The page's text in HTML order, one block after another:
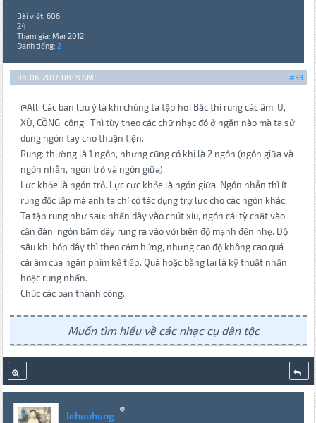
Bài viết: 606
24
Tham gia: Mar 2012
Danh tiếng: 2
#33
06-06-2017, 08:19 AM
@All: Các bạn lưu ý là khi chúng ta tập hơi Bắc thì rung các âm: U,
XỪ, CỒNG, công . Thì tùy theo các chữ nhạc đó ở ngăn nào mà ta sử
dụng ngón tay cho thuận tiện.
Rung: thường là 1 ngón, nhưng cũng có khi là 2 ngón (ngón giữa và
ngón nhẫn, ngón trỏ và ngón giữa).
Lực khỏe là ngón trỏ. Lực cực khỏe là ngón giữa. Ngón nhẫn thì ít
rung độc lập mà anh ta chỉ có tác dụng trợ lực cho các ngón khác.
Ta tập rung như sau: nhấn dây vào chút xíu, ngón cái tỳ chặt vào
cần đàn, ngón bấm dây rung ra vào với biên độ mạnh đến nhẹ. Độ
sâu khi bóp dây thì theo cảm hứng, nhưng cao độ không cao quá
cái âm của ngăn phím kế tiếp. Quá hoặc bằng lại là kỹ thuật nhấn
hoặc rung nhấn.
Chúc các bạn thành công.
Muốn tìm hiểu về các nhạc cụ dân tộc
lehuuhung